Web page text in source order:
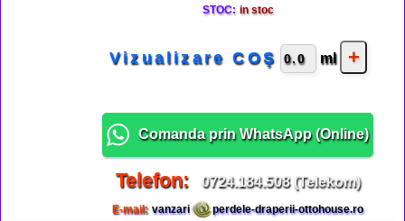
STOC: in stoc
Vizualizare COŞ ml
Comanda prin WhatsApp (Online)
Telefon: 0724.184.508 (Telekom)
E-mail: vanzari perdele-draperii-ottohouse.ro